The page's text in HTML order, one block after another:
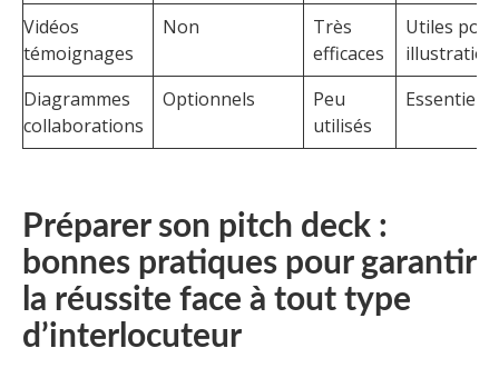
Vidéos
témoignages
Non
Très
efficaces
Utiles pour
illustration
Diagrammes
collaborations
Optionnels
Peu
utilisés
Essentiels
Préparer son pitch deck :
bonnes pratiques pour garantir
la réussite face à tout type
d’interlocuteur